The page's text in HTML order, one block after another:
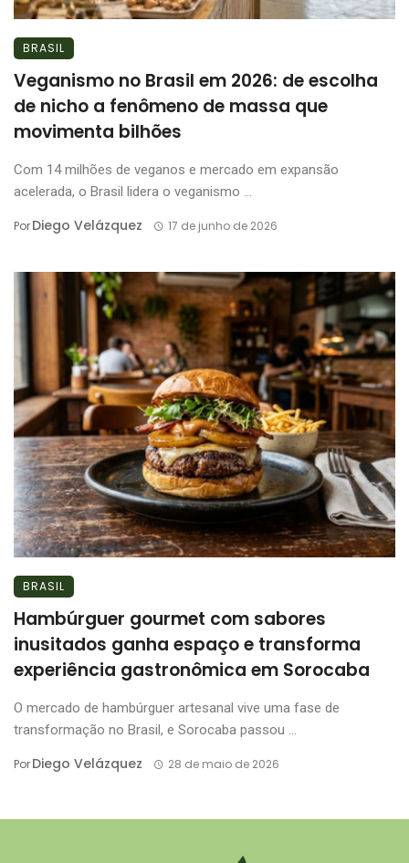
BRASIL
Veganismo no Brasil em 2026: de escolha
de nicho a fenômeno de massa que
movimenta bilhões
Com 14 milhões de veganos e mercado em expansão
acelerada, o Brasil lidera o veganismo ...
PorDiego Velázquez 17 de junho de 2026
BRASIL
Hambúrguer gourmet com sabores
inusitados ganha espaço e transforma
experiência gastronômica em Sorocaba
O mercado de hambúrguer artesanal vive uma fase de
transformação no Brasil, e Sorocaba passou ...
PorDiego Velázquez 28 de maio de 2026